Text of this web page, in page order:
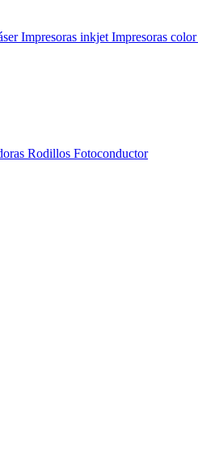
Impresoras inkjet Impresoras color
Rodillos Fotoconductor